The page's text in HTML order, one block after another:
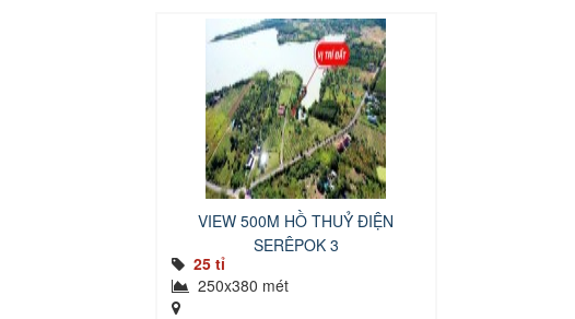
VIEW 500M HỒ THUỶ ĐIỆN
SERÊPOK 3
25 tỉ
250x380 mét